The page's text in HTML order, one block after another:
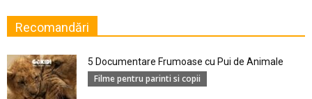
Recomandări
5 Documentare Frumoase cu Pui de Animale
Filme pentru parinti si copii